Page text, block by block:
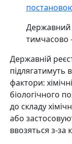
Державний
Державній
підлягатимуть
фактори:
біологічного
до складу
або
ввозяться з-за